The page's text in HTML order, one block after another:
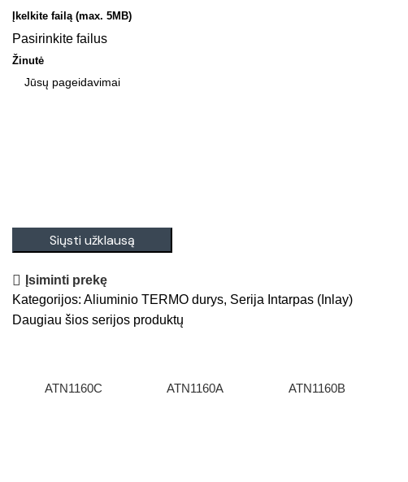
Įkelkite failą (max. 5MB)
Pasirinkite failus
Žinutė
Siųsti užklausą
Įsiminti prekę
Kategorijos: Aliuminio TERMO durys, Serija Intarpas (Inlay)
Daugiau šios serijos produktų
ATN1160C ATN1160A ATN1160B